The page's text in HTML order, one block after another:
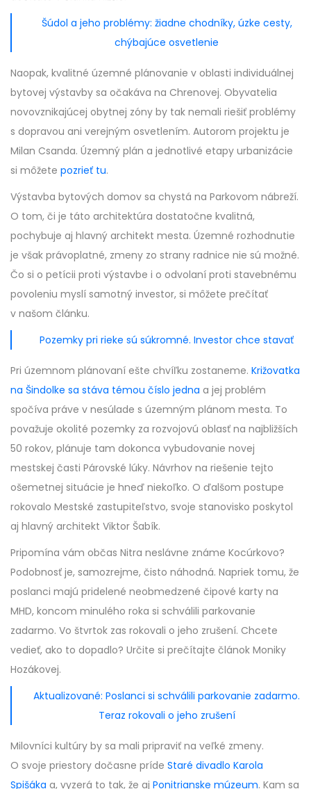
Šúdol a jeho problémy: žiadne chodníky, úzke cesty,
chýbajúce osvetlenie
Naopak, kvalitné územné plánovanie v oblasti individuálnej
bytovej výstavby sa očakáva na Chrenovej. Obyvatelia
novovznikajúcej obytnej zóny by tak nemali riešiť problémy
s dopravou ani verejným osvetlením. Autorom projektu je
Milan Csanda. Územný plán a jednotlivé etapy urbanizácie
si môžete pozrieť tu.
Výstavba bytových domov sa chystá na Parkovom nábreží.
O tom, či je táto architektúra dostatočne kvalitná,
pochybuje aj hlavný architekt mesta. Územné rozhodnutie
je však právoplatné, zmeny zo strany radnice nie sú možné.
Čo si o petícii proti výstavbe i o odvolaní proti stavebnému
povoleniu myslí samotný investor, si môžete prečítať
v našom článku.
Pozemky pri rieke sú súkromné. Investor chce stavať
Pri územnom plánovaní ešte chvíľku zostaneme. Križovatka
na Šindolke sa stáva témou číslo jedna a jej problém
spočíva práve v nesúlade s územným plánom mesta. To
považuje okolité pozemky za rozvojovú oblasť na najbližších
50 rokov, plánuje tam dokonca vybudovanie novej
mestskej časti Párovské lúky. Návrhov na riešenie tejto
ošemetnej situácie je hneď niekoľko. O ďalšom postupe
rokovalo Mestské zastupiteľstvo, svoje stanovisko poskytol
aj hlavný architekt Viktor Šabík.
Pripomína vám občas Nitra neslávne známe Kocúrkovo?
Podobnosť je, samozrejme, čisto náhodná. Napriek tomu, že
poslanci majú pridelené neobmedzené čipové karty na
MHD, koncom minulého roka si schválili parkovanie
zadarmo. Vo štvrtok zas rokovali o jeho zrušení. Chcete
vedieť, ako to dopadlo? Určite si prečítajte článok Moniky
Hozákovej.
Aktualizované: Poslanci si schválili parkovanie zadarmo.
Teraz rokovali o jeho zrušení
Milovníci kultúry by sa mali pripraviť na veľké zmeny.
O svoje priestory dočasne príde Staré divadlo Karola
Spišáka a, vyzerá to tak, že aj Ponitrianske múzeum. Kam sa